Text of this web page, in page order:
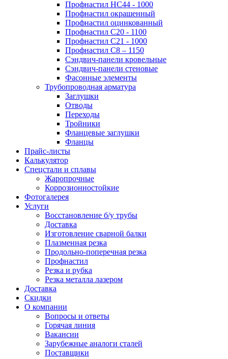
Профнастил НС44 - 1000
Профнастил окрашенный
Профнастил оцинкованный
Профнастил С20 - 1100
Профнастил С21 - 1000
Профнастил С8 – 1150
Сэндвич-панели кровельные
Сэндвич-панели стеновые
Фасонные элементы
Трубопроводная арматура
Заглушки
Отводы
Переходы
Тройники
Фланцевые заглушки
Фланцы
Прайс-листы
Калькулятор
Спецстали и сплавы
Жаропрочные
Коррозионностойкие
Фотогалерея
Услуги
Восстановление б/у трубы
Доставка
Изготовление сварной балки
Плазменная резка
Продольно-поперечная резка
Профнастил
Резка и рубка
Резка металла лазером
Доставка
Скидки
О компании
Вопросы и ответы
Горячая линия
Вакансии
Зарубежные аналоги сталей
Поставщики